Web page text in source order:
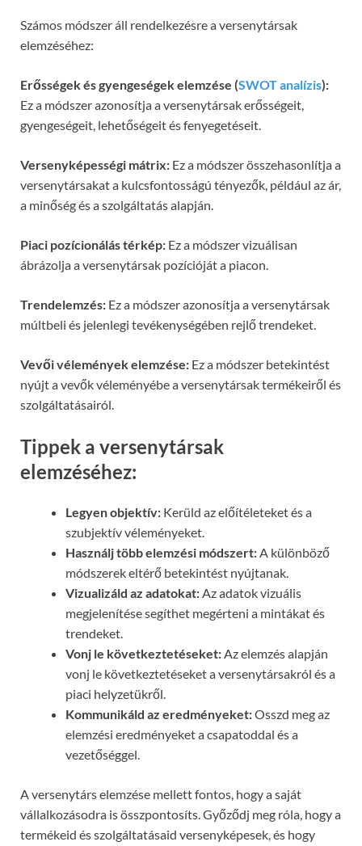
Számos módszer áll rendelkezésre a versenytársak
elemzéséhez:
Erősségek és gyengeségek elemzése (SWOT analízis):
Ez a módszer azonosítja a versenytársak erősségeit,
gyengeségeit, lehetőségeit és fenyegetéseit.
Versenyképességi mátrix: Ez a módszer összehasonlítja a
versenytársakat a kulcsfontosságú tényezők, például az ár,
a minőség és a szolgáltatás alapján.
Piaci pozícionálás térkép: Ez a módszer vizuálisan
ábrázolja a versenytársak pozícióját a piacon.
Trendelemzés: Ez a módszer azonosítja a versenytársak
múltbeli és jelenlegi tevékenységében rejlő trendeket.
Vevői vélemények elemzése: Ez a módszer betekintést
nyújt a vevők véleményébe a versenytársak termékeiről és
szolgáltatásairól.
Tippek a versenytársak
elemzéséhez:
Legyen objektív: Kerüld az előítéleteket és a
szubjektív véleményeket.
Használj több elemzési módszert: A különböző
módszerek eltérő betekintést nyújtanak.
Vizualizáld az adatokat: Az adatok vizuális
megjelenítése segíthet megérteni a mintákat és
trendeket.
Vonj le következtetéseket: Az elemzés alapján
vonj le következtetéseket a versenytársakról és a
piaci helyzetükről.
Kommunikáld az eredményeket:Osszd meg az
elemzési eredményeket a csapatoddal és a
vezetőséggel.
A versenytárs elemzése mellett fontos, hogy a saját
vállalkozásodra is összpontosíts. Győződj meg róla, hogy a
termékeid és szolgáltatásaid versenyképesek, és hogy